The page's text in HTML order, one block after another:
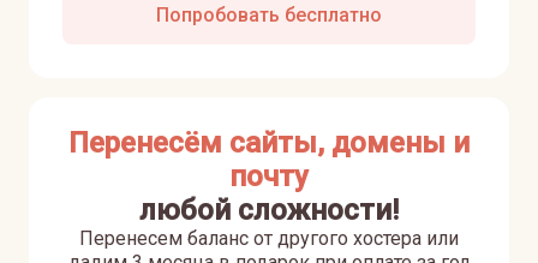
Попробовать бесплатно
Перенесём сайты, домены и
почту
любой сложности!
Перенесем баланс от другого хостера или